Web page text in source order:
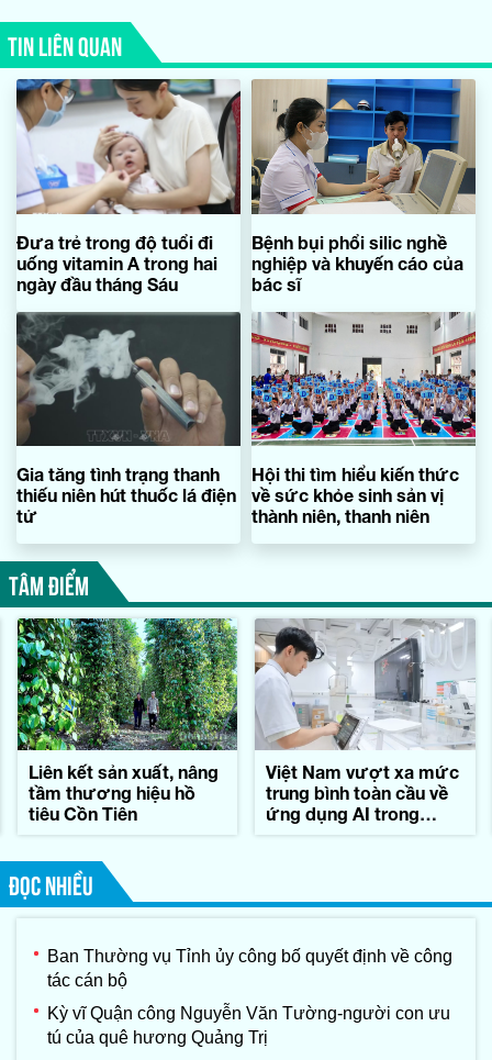
TIN LIÊN QUAN
Đưa trẻ trong độ tuổi đi
uống vitamin A trong hai
ngày đầu tháng Sáu
Bệnh bụi phổi silic nghề
nghiệp và khuyến cáo của
bác sĩ
Gia tăng tình trạng thanh
thiếu niên hút thuốc lá điện
tử
Hội thi tìm hiểu kiến thức
về sức khỏe sinh sản vị
thành niên, thanh niên
TÂM ĐIỂM
Liên kết sản xuất, nâng
tầm thương hiệu hồ
tiêu Cồn Tiên
Việt Nam vượt xa mức
trung bình toàn cầu về
ứng dụng AI trong
ĐỌC NHIỀU
Ban Thường vụ Tỉnh ủy công bố quyết định về công
tác cán bộ
Kỳ vĩ Quận công Nguyễn Văn Tường-người con ưu
tú của quê hương Quảng Trị